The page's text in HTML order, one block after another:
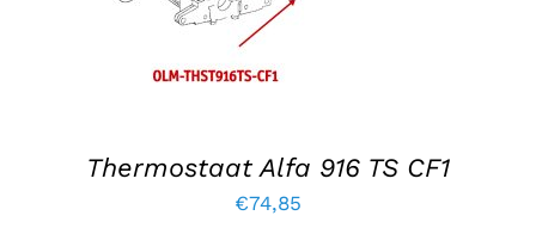
Thermostaat Alfa 916 TS CF1
€74,85